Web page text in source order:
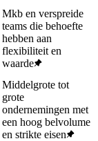
Mkb en verspreide
teams die behoefte
hebben aan
flexibiliteit en
waarde
Middelgrote tot
grote
ondernemingen met
een hoog belvolume
en strikte eisen